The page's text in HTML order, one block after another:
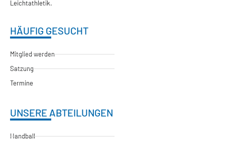
Leichtathletik.
HÄUFIG GESUCHT
Mitglied werden
Satzung
Termine
UNSERE ABTEILUNGEN
Handball